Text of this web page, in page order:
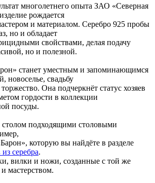
многолетнего опыта ЗАО «Северная
рождается
и материалом. Серебро 925 пробы
но и обладает
свойствами, делая подачу
но и полезной.
станет уместным и запоминающимся
новоселье, свадьбу
Она подчеркнёт статус хозяев
гордости в коллекции
посуды.
столом подходящими столовыми
которую вы найдёте в разделе
серебра.
вилки и ножи, созданные с той же
мастерством.